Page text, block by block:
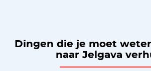
Dingen die je moet
naar Jelgava